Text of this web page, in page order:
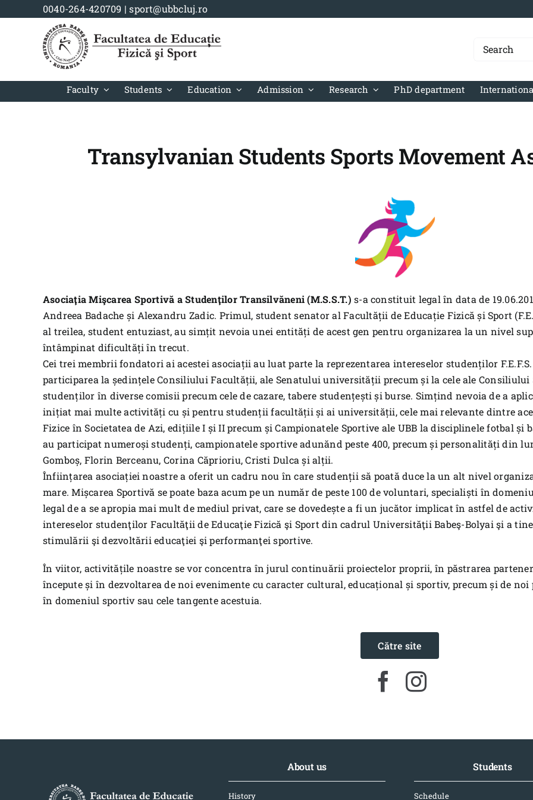
0040-264-420709 |sport@ubbcluj.ro
Search
Faculty Students Education Admission Research PhD department
Transylvanian Students Sports Movement
Asociaţia Mişcarea Sportivă a Studenţilor Transilvăneni (M.S.S.T.) s-a constituit legal în data de
Andreea Badache și Alexandru Zadic. Primul, student senator al Facultății de Educație Fizică și Sport
al treilea, student entuziast, au simțit nevoia unei entități de acest gen pentru organizarea la un nivel
întâmpinat dificultăți în trecut.
Cei trei membrii fondatori ai acestei asociații au luat parte la reprezentarea intereselor studenților
participarea la ședințele Consiliului Facultății, ale Senatului universității precum și la cele ale
studenților în diverse comisii precum cele de cazare, tabere studențești și burse. Simțind nevoia de a
inițiat mai multe activități cu și pentru studenții facultății și ai universității, cele mai relevante dintre
Fizice în Societatea de Azi, edițiile I și II precum și Campionatele Sportive ale UBB la disciplinele fotbal și
au participat numeroși studenți, campionatele sportive adunănd peste 400, precum și personalități din
Gomboș, Florin Berceanu, Corina Căprioriu, Cristi Dulca și alții.
Înființarea asociației noastre a oferit un cadru nou în care studenții să poată duce la un alt nivel
mare. Mișcarea Sportivă se poate baza acum pe un număr de peste 100 de voluntari, specialiști în
legal de a se apropia mai mult de mediul privat, care se dovedește a fi un jucător implicat în astfel de
intereselor studenţilor Facultăţii de Educaţie Fizică şi Sport din cadrul Universităţii Babeş-Bolyai şi a
stimulării şi dezvoltării educaţiei şi performanţei sportive.
În viitor, activitățile noastre se vor concentra în jurul continuării proiectelor proprii, în păstrarea
începute și în dezvoltarea de noi evenimente cu caracter cultural, educațional și sportiv, precum și de
în domeniul sportiv sau cele tangente acestuia.
Către site
About us
History
Students
Schedule